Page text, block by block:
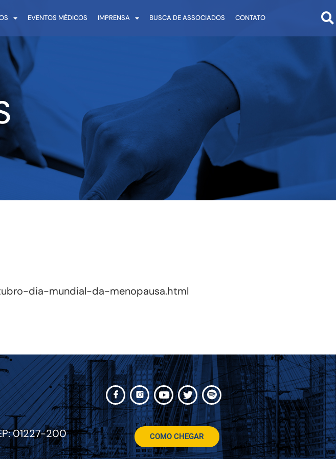
EVENTOS MÉDICOS IMPRENSA BUSCA DE ASSOCIADOS CONTATO
dia-mundial-da-menopausa.html
01227-200
COMO CHEGAR